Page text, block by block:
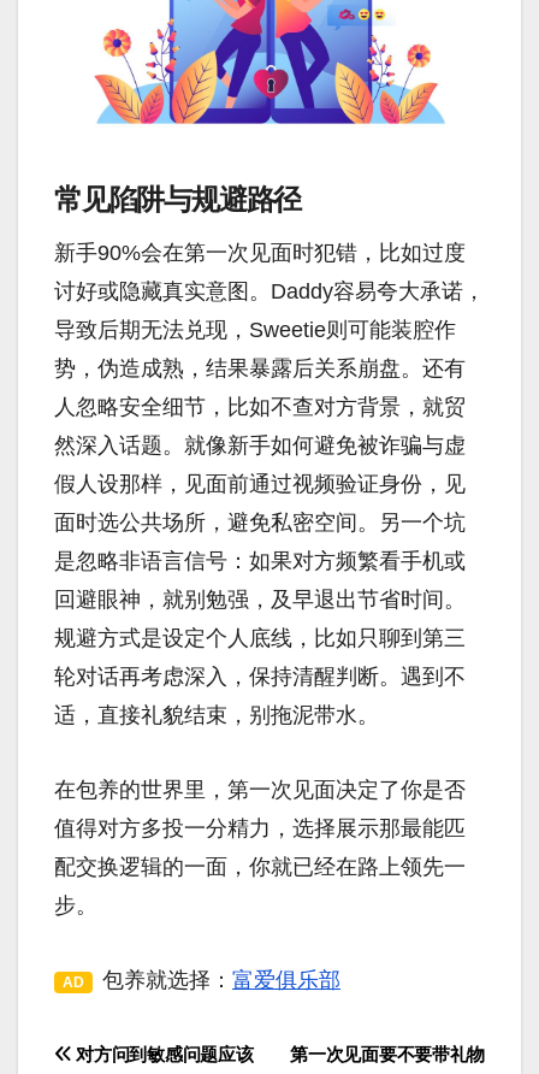
常见陷阱与规避路径
新手90%会在第一次见面时犯错，比如过度
讨好或隐藏真实意图。Daddy容易夸大承诺，
导致后期无法兑现，Sweetie则可能装腔作
势，伪造成熟，结果暴露后关系崩盘。还有
人忽略安全细节，比如不查对方背景，就贸
然深入话题。就像新手如何避免被诈骗与虚
假人设那样，见面前通过视频验证身份，见
面时选公共场所，避免私密空间。另一个坑
是忽略非语言信号：如果对方频繁看手机或
回避眼神，就别勉强，及早退出节省时间。
规避方式是设定个人底线，比如只聊到第三
轮对话再考虑深入，保持清醒判断。遇到不
适，直接礼貌结束，别拖泥带水。
在包养的世界里，第一次见面决定了你是否
值得对方多投一分精力，选择展示那最能匹
配交换逻辑的一面，你就已经在路上领先一
步。
AD 包养就选择： 富爱俱乐部
第一次见面要不要带礼物
对方问到敏感问题应该